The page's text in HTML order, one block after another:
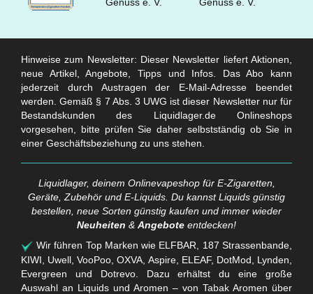
Hinweise zum Newsletter: Dieser Newsletter liefert Aktionen,
neue Artikel, Angebote, Tipps und Infos. Das Abo kann
jederzeit durch Austragen der E-Mail-Adresse beendet
werden. Gemäß § 7 Abs. 3 UWG ist dieser Newsletter nur für
Bestandskunden des Liquidlager.de Onlineshops
vorgesehen, bitte prüfen Sie daher selbstständig ob Sie in
einer Geschäftsbeziehung zu uns stehen.
Liquidlager, deinem Onlinevapeshop für E-Zigaretten,
Geräte, Zubehör und E-Liquids. Du kannst Liquids günstig
bestellen, neue Sorten günstig kaufen und immer wieder
Neuheiten & Angebote entdecken!
Wir führen Top Marken wie ELFBAR, 187 Strassenbande,
KIWI, Uwell, VooPoo, OXVA, Aspire, ELEAF, DotMod, Lynden,
Evergreen und Dotrevo. Dazu erhältst du eine große
Auswahl an Liquids und Aromen – von Tabak Aromen über